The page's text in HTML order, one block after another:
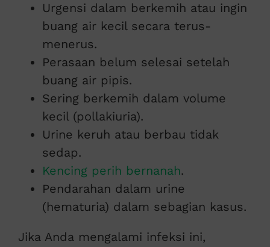
Urgensi dalam berkemih atau ingin
buang air kecil secara terus-
menerus.
Perasaan belum selesai setelah
buang air pipis.
Sering berkemih dalam volume
kecil (pollakiuria).
Urine keruh atau berbau tidak
sedap.
Kencing perih bernanah.
Pendarahan dalam urine
(hematuria) dalam sebagian kasus.
Jika Anda mengalami infeksi ini,